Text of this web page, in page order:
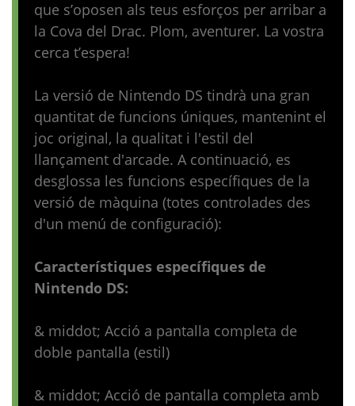
que s’oposen als teus esforços per arribar a
la Cova del Drac. Plom, aventurer. La vostra
cerca t’espera!
La versió de Nintendo DS tindrà una gran
quantitat de funcions úniques, mantenint el
joc original, la qualitat i l'estil del
llançament d'arcade. A continuació, es
desglossa les funcions específiques de la
versió de màquina (totes controlades des
d'un menú de configuració):
Característiques específiques de
Nintendo DS:
& middot; Acció a pantalla completa de
doble pantalla (estil)
& middot; Acció de pantalla completa amb